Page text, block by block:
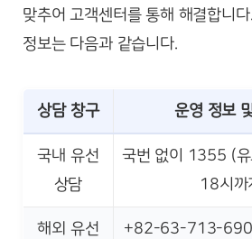
맞추어 고객센터를 통해 해결합니
정보는 다음과 같습니다.
상담 창구 운영 정보
국내 유선
상담
국번 없이 1355 (
18시까
해외 유선
+82-63-713-